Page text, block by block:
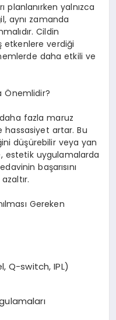
yalnızca
aynı zamanda
Cildin
etkenlere verdiği
daha etkili ve
Önemlidir?
daha fazla maruz
hassasiyet artar. Bu
düşürebilir veya yan
estetik uygulamalarda
başarısını
Gereken
Q-switch, IPL)